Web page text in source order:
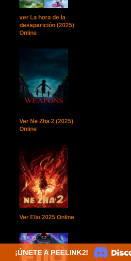
ver La hora de la
desaparición (2025)
Online
Ver Ne Zha 2 (2025)
Online
Ver Elio 2025 Online
¡ÚNETE A PEELINK2!